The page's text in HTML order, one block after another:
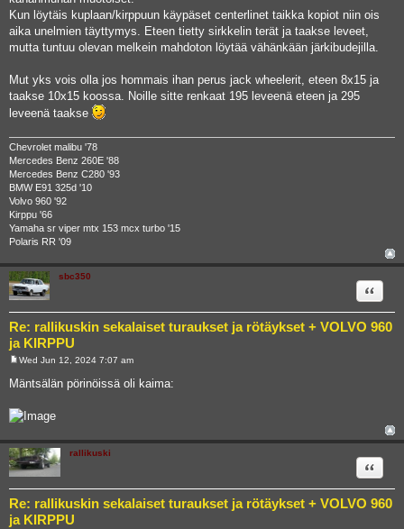
Kun löytäis kuplaan/kirppuun käypäset centerlinet taikka kopiot niin ois
aika unelmien täyttymys. Eteen tietty sirkkelin terät ja taakse leveet,
mutta tuntuu olevan melkein mahdoton löytää vähänkään järkibudejilla.
Mut yks vois olla jos hommais ihan perus jack wheelerit, eteen 8x15 ja
taakse 10x15 koossa. Noille sitte renkaat 195 leveenä eteen ja 295
leveenä taakse
Chevrolet malibu '78
Mercedes Benz 260E '88
Mercedes Benz C280 '93
BMW E91 325d '10
Volvo 960 '92
Kirppu '66
Yamaha sr viper mtx 153 mcx turbo '15
Polaris RR '09
sbc350
Re: rallikuskin sekalaiset turaukset ja rötäykset + VOLVO 960
ja KIRPPU
Quote
o
s
Wed Jun 12, 2024 7:07 am
Mäntsälän pörinöissä oli kaima:
rallikuski
Re: rallikuskin sekalaiset turaukset ja rötäykset + VOLVO 960
ja KIRPPU
Quote